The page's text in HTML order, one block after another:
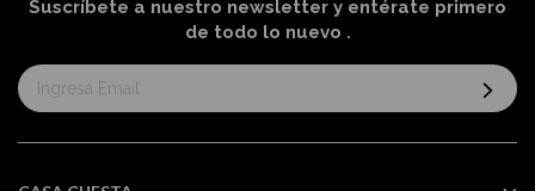
Suscríbete a nuestro newsletter y entérate primero
de todo lo nuevo .
Suscríbase
al
informativo: